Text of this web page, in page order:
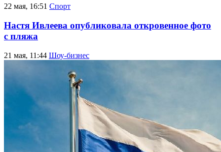
22 мая, 16:51 Спорт
Настя Ивлеева опубликовала откровенное фото
с пляжа
21 мая, 11:44 Шоу-бизнес